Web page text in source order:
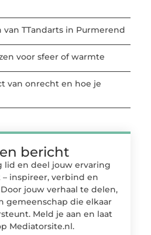
TTandarts in Purmerend
voor sfeer of warmte
van onrecht en hoe je
bericht
lid en deel jouw ervaring
inspireer, verbind en
jouw verhaal te delen,
gemeenschap die elkaar
Meld je aan en laat
Mediatorsite.nl.